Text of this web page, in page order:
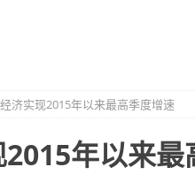
济实现2015年以来最高季度增速
年以来